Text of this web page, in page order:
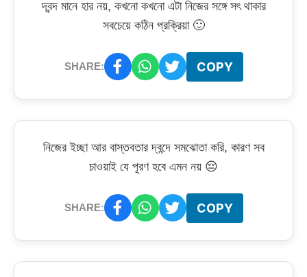
দ্বন্দ মানে হার নয়, কখনো কখনো এটা নিজের সঙ্গে সৎ থাকার
সবচেয়ে কঠিন প্রক্রিয়া 🙂
SHARE: COPY
নিজের ইচ্ছা আর বাস্তবতার দ্বন্দে সমঝোতা করি, কারণ সব
চাওয়াই যে পূরণ হবে এমন নয় 😔
SHARE: COPY